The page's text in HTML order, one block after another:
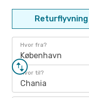
Returflyvning
Hvor fra?
København
Hvor til?
Chania